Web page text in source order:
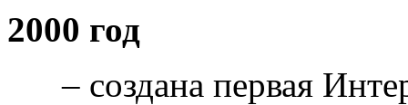
2000 год
– создана первая